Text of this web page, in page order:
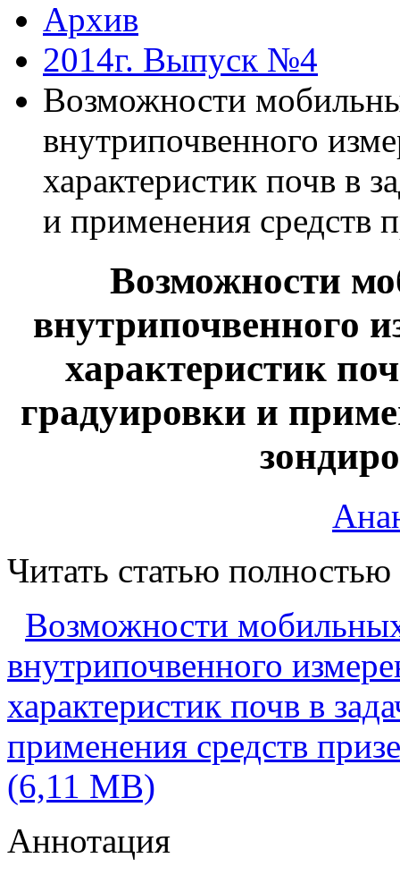
Архив
2014г. Выпуск №4
Возможности
внутрипочвенного
характеристик почв в
и применения средств
Возможности
внутрипочвенного
характеристик
градуировки и
Читать статью полностью
Возможности
внутрипочвенного
характеристик почв в
применения средств
(6,11 MB)
Аннотация